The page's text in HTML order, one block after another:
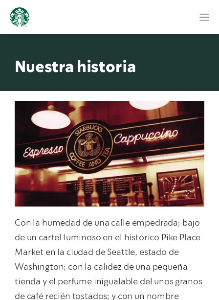
Nuestra historia
Con la humedad de una calle empedrada; bajo
de un cartel luminoso en el histórico Pike Place
Market en la ciudad de Seattle, estado de
Washington; con la calidez de una pequeña
tienda y el perfume inigualable del unos granos
de café recién tostados; y con un nombre